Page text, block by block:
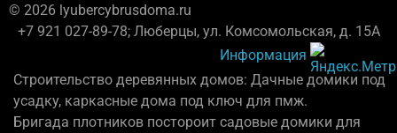
© 2026 lyubercybrusdoma.ru
+7 921 027-89-78; Люберцы, ул. Комсомольская, д. 15А
Информация
Строительство деревянных домов: Дачные домики под
усадку, каркасные дома под ключ для пмж.
Бригада плотников постороит садовые домики для